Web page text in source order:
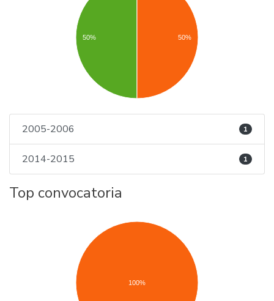
50% 50%
2005-2006 1
2014-2015 1
Top convocatoria
100%